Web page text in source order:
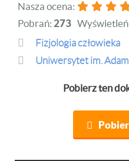
Nasza ocena:
Pobrań: 273
Fizjologia człowieka
Uniwersytet im.
Pobierz ten